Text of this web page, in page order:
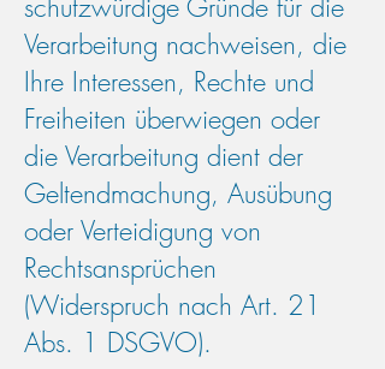
schutzwürdige Gründe für die
Verarbeitung nachweisen, die
Ihre Interessen, Rechte und
Freiheiten überwiegen oder
die Verarbeitung dient der
Geltendmachung, Ausübung
oder Verteidigung von
Rechtsansprüchen
(Widerspruch nach Art. 21
Abs. 1 DSGVO).